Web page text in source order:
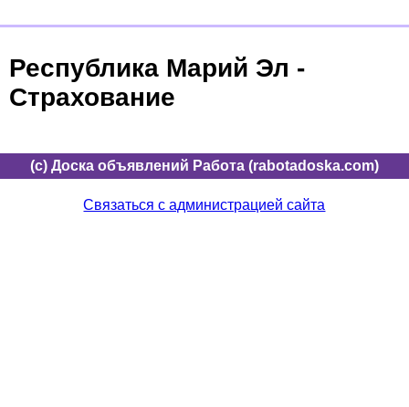
Республика Марий Эл -
Страхование
(c) Доска объявлений Работа (rabotadoska.com)
Связаться с администрацией сайта